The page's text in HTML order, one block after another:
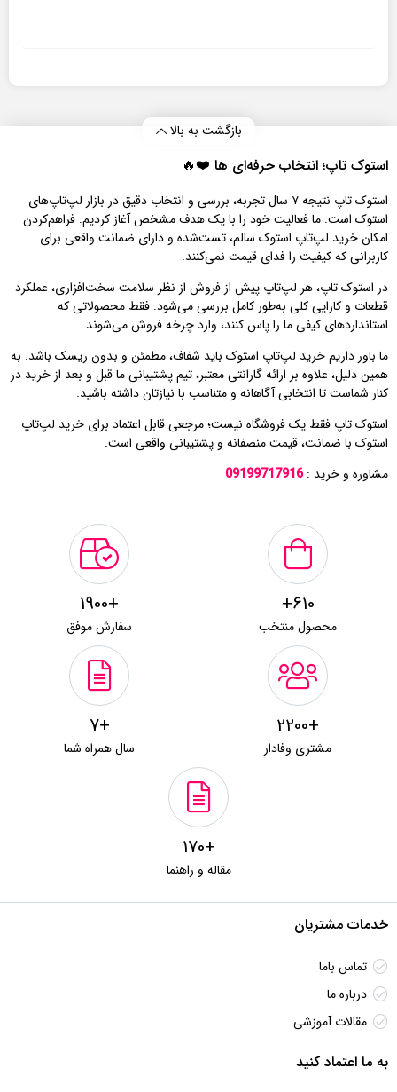
بازگشت به بالا
استوک تاپ؛ انتخاب حرفه‌ای‌ ها ❤️🔥
استوک تاپ نتیجه ۷ سال تجربه، بررسی و انتخاب دقیق در بازار لپ‌تاپ‌های
استوک است. ما فعالیت خود را با یک هدف مشخص آغاز کردیم: فراهم‌کردن
امکان خرید لپ‌تاپ استوک سالم، تست‌شده و دارای ضمانت واقعی برای
کاربرانی که کیفیت را فدای قیمت نمی‌کنند.
در استوک تاپ، هر لپ‌تاپ پیش از فروش از نظر سلامت سخت‌افزاری، عملکرد
قطعات و کارایی کلی به‌طور کامل بررسی می‌شود. فقط محصولاتی که
استانداردهای کیفی ما را پاس کنند، وارد چرخه فروش می‌شوند.
ما باور داریم خرید لپ‌تاپ استوک باید شفاف، مطمئن و بدون ریسک باشد. به
همین دلیل، علاوه بر ارائه گارانتی معتبر، تیم پشتیبانی ما قبل و بعد از خرید در
کنار شماست تا انتخابی آگاهانه و متناسب با نیازتان داشته باشید.
استوک تاپ فقط یک فروشگاه نیست؛ مرجعی قابل اعتماد برای خرید لپ‌تاپ
استوک با ضمانت، قیمت منصفانه و پشتیبانی واقعی است.
مشاوره و خرید :09199717916
610+
محصول منتخب
+1900
سفارش موفق
+2200
مشتری وفادار
+7
سال همراه شما
+170
مقاله و راهنما
خدمات مشتریان
تماس باما
درباره ما
مقالات آموزشی
به ما اعتماد کنید